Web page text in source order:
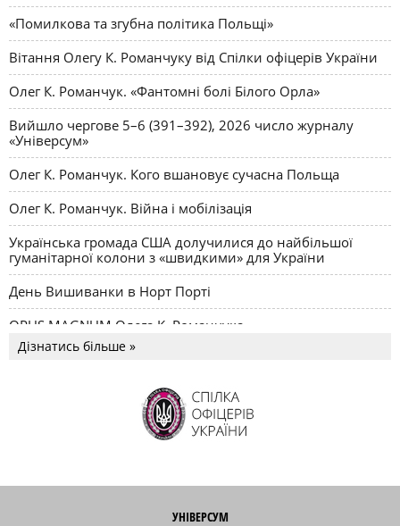
«Помилкова та згубна політика Польщі»
Вітання Олегу К. Романчуку від Спілки офіцерів України
Олег К. Романчук. «Фантомні болі Білого Орла»
Вийшло чергове 5–6 (391–392), 2026 число журналу
«Універсум»
Олег К. Романчук. Кого вшановує сучасна Польща
Олег К. Романчук. Війна і мобілізація
Українська громада США долучилися до найбільшої
гуманітарної колони з «швидкими» для України
День Вишиванки в Норт Порті
OPUS MAGNUM Олега К. Романчука
Дізнатись більше »
УНІВЕРСУМ